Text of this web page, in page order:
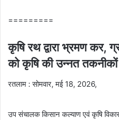
=========
कृषि रथ द्वारा भ्रमण कर,
को कृषि की उन्नत तकनीकों
रतलाम : सोमवार, मई 18, 2026,
उप संचालक किसान कल्याण एवं कृषि